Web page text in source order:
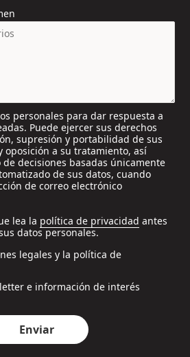
personales para dar respuesta a
Puede ejercer sus derechos
supresión y portabilidad de sus
oposición a su tratamiento, así
decisiones basadas únicamente
de sus datos, cuando
de correo electrónico
lea la política de privacidad antes
datos personales.
legales y la política de
e información de interés
Enviar